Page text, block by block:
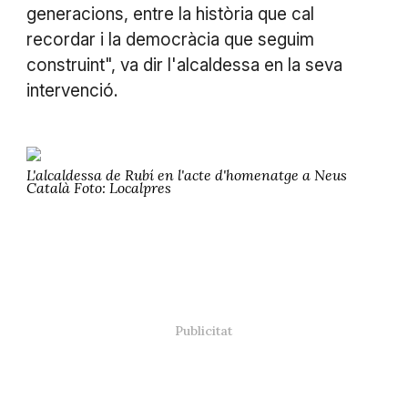
generacions, entre la història que cal
recordar i la democràcia que seguim
construint", va dir l'alcaldessa en la seva
intervenció.
L'alcaldessa de Rubí en l'acte d'homenatge a Neus
Català Foto: Localpres